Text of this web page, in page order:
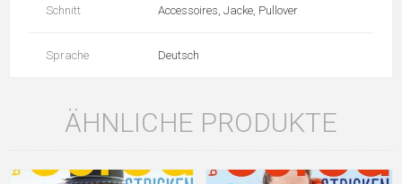
Schnitt Accessoires, Jacke, Pullover
Sprache Deutsch
ÄHNLICHE PRODUKTE